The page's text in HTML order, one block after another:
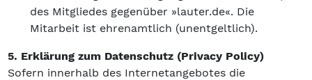
des Mitgliedes gegenüber »lauter.de«. Die
Mitarbeit ist ehrenamtlich (unentgeltlich).
5. Erklärung zum Datenschutz (Privacy Policy)
Sofern innerhalb des Internetangebotes die